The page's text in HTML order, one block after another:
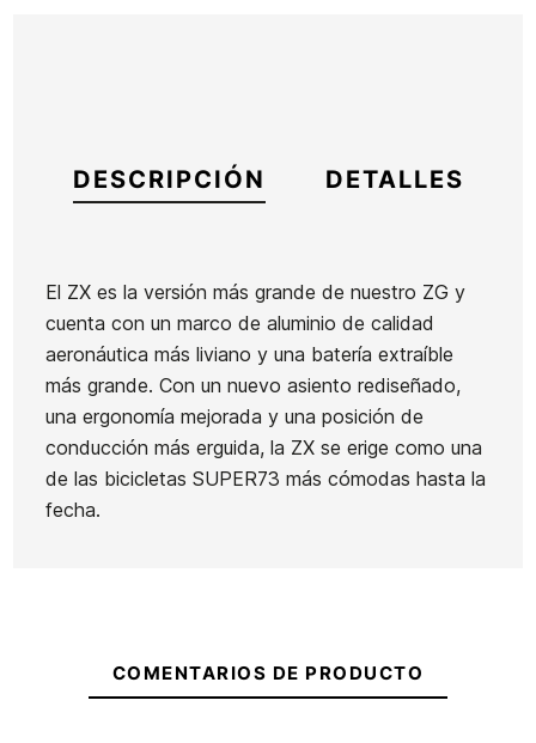
DESCRIPCIÓN DETALLES
El ZX es la versión más grande de nuestro ZG y
cuenta con un marco de aluminio de calidad
aeronáutica más liviano y una batería extraíble
más grande. Con un nuevo asiento rediseñado,
una ergonomía mejorada y una posición de
conducción más erguida, la ZX se erige como una
de las bicicletas SUPER73 más cómodas hasta la
fecha.
Marca Super73
ReferenciaSP-VABIX47051
Ean13
COMENTARIOS DE PRODUCTO